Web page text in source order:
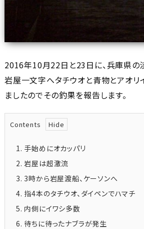
2016年10月22日と23日に、兵庫県の
岩屋一文字へタチウオと青物とアオリ
ましたのでその釣果を報告します。
Contents
1. 手始めにオカッパリ
2. 岩屋は超激流
3. 3時から岩屋渡船、ケーソンへ
4. 指4本のタチウオ、ダイペンでハマチ
5. 内側にイワシ多数
6. 待ちに待ったナブラが発生